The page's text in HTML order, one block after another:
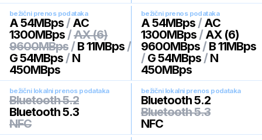
bežični prenos podataka
A 54MBps / AC
1300MBps /AX (6)
9600MBps / B 11MBps /
G 54MBps / N
450MBps
bežični prenos podataka
A 54MBps / AC
1300MBps / AX (6)
9600MBps / B 11MBps
/ G 54MBps / N
450MBps
bežični lokalni prenos podataka
Bluetooth 5.2
Bluetooth 5.3
NFC
bežični lokalni prenos podataka
Bluetooth 5.2
Bluetooth 5.3
NFC